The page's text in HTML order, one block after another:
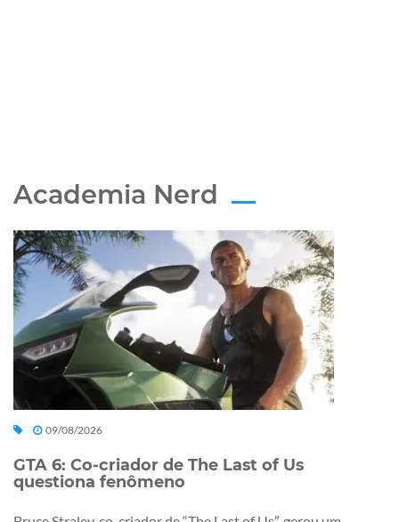
Academia Nerd
09/08/2026
GTA 6: Co-criador de The Last of Us
questiona fenômeno